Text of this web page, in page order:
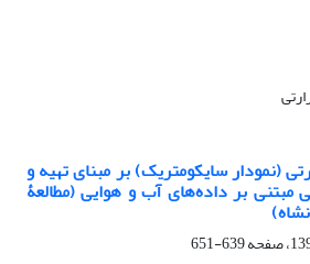
(نمودار سایکومتریک) بر مبنای تهیه و
مبتنی بر داده‌های آب و هوایی (مطالعۀ
639-651